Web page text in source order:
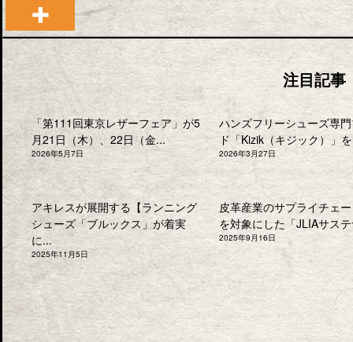
注目記事
「第111回東京レザーフェア」が5
月21日（木）、22日（金...
2026年5月7日
ハンズフリーシューズ専
ド「Kizik（キジック）」
2026年3月27日
アキレスが展開する【ランニング
シューズ「ブルックス」が着実
に...
2025年11月5日
皮革産業のサプライチェ
を対象にした「JLIAサス
2025年9月16日